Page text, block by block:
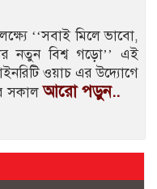
‘‘সবাই মিলে ভাবো,
নতুন বিশ্ব গড়ো’’ এই
ওয়াচ এর উদ্যোগে
সকালআরো পড়ুন..